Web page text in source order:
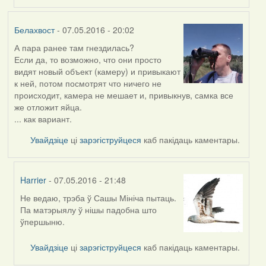
Белахвост- 07.05.2016 - 20:02
А пара ранее там гнездилась?
Если да, то возможно, что они просто
видят новый объект (камеру) и привыкают
к ней, потом посмотрят что ничего не
происходит, камера не мешает и, привыкнув, самка все
же отложит яйца.
... как вариант.
Увайдзіце цізарэгіструйцеся каб пакідаць каментары.
Harrier - 07.05.2016 - 21:48
In
reply
to
Белахвост
Не ведаю, трэба ў Сашы Мініча пытаць.
Па матэрыялу ў нішы падобна што
ўпершыню.
Увайдзіце цізарэгіструйцеся каб пакідаць каментары.